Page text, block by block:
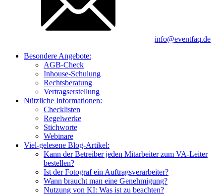
info@eventfaq.de
Besondere Angebote:
AGB-Check
Inhouse-Schulung
Rechtsberatung
Vertragserstellung
Nützliche Informationen:
Checklisten
Regelwerke
Stichworte
Webinare
Viel-gelesene Blog-Artikel:
Kann der Betreiber jeden Mitarbeiter zum VA-Leiter
bestellen?
Ist der Fotograf ein Auftragsverarbeiter?
Wann braucht man eine Genehmigung?
Nutzung von KI: Was ist zu beachten?